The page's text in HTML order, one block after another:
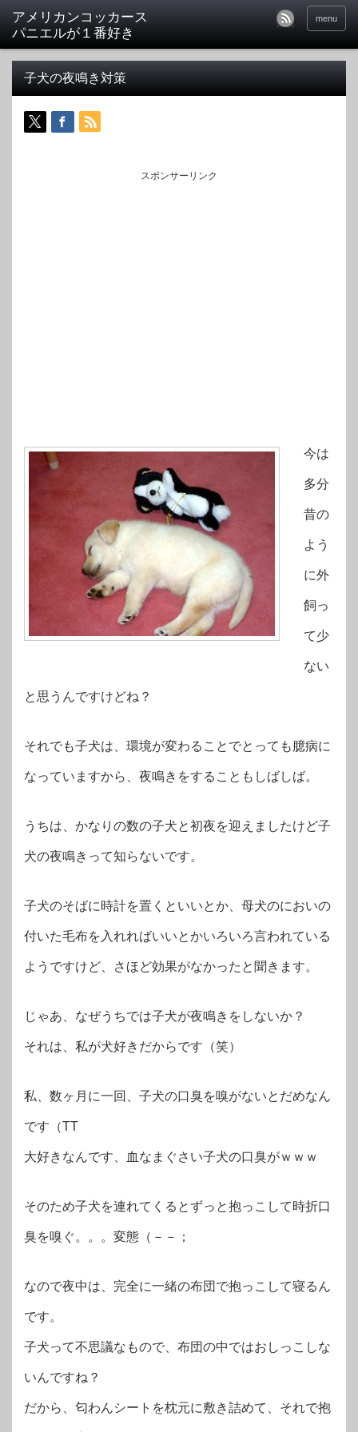
アメリカンコッカース
パニエルが１番好き
menu
子犬の夜鳴き対策
スポンサーリンク
今は
多分
昔の
よう
に外
飼っ
て少
ない
と思うんですけどね？
それでも子犬は、環境が変わることでとっても臆病に
なっていますから、夜鳴きをすることもしばしば。
うちは、かなりの数の子犬と初夜を迎えましたけど子
犬の夜鳴きって知らないです。
子犬のそばに時計を置くといいとか、母犬のにおいの
付いた毛布を入れればいいとかいろいろ言われている
ようですけど、さほど効果がなかったと聞きます。
じゃあ、なぜうちでは子犬が夜鳴きをしないか？
それは、私が犬好きだからです（笑）
私、数ヶ月に一回、子犬の口臭を嗅がないとだめなん
です（TT
大好きなんです、血なまぐさい子犬の口臭がｗｗｗ
そのため子犬を連れてくるとずっと抱っこして時折口
臭を嗅ぐ。。。変態（－－；
なので夜中は、完全に一緒の布団で抱っこして寝るん
です。
子犬って不思議なもので、布団の中ではおしっこしな
いんですね？
だから、匂わんシートを枕元に敷き詰めて、それで抱